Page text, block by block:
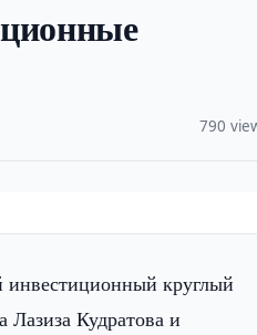
790
инвестиционный круглый
Кудратова и